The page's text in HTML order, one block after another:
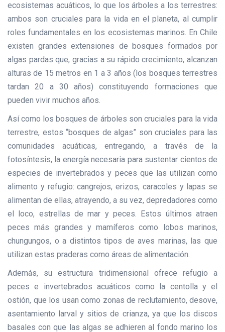
ecosistemas acuáticos, lo que los árboles a los terrestres:
ambos son cruciales para la vida en el planeta, al cumplir
roles fundamentales en los ecosistemas marinos. En Chile
existen grandes extensiones de bosques formados por
algas pardas que, gracias a su rápido crecimiento, alcanzan
alturas de 15 metros en 1 a 3 años (los bosques terrestres
tardan 20 a 30 años) constituyendo formaciones que
pueden vivir muchos años.
Así como los bosques de árboles son cruciales para la vida
terrestre, estos “bosques de algas” son cruciales para las
comunidades acuáticas, entregando, a través de la
fotosíntesis, la energía necesaria para sustentar cientos de
especies de invertebrados y peces que las utilizan como
alimento y refugio: cangrejos, erizos, caracoles y lapas se
alimentan de ellas, atrayendo, a su vez, depredadores como
el loco, estrellas de mar y peces. Estos últimos atraen
peces más grandes y mamíferos como lobos marinos,
chungungos, o a distintos tipos de aves marinas, las que
utilizan estas praderas como áreas de alimentación.
Además, su estructura tridimensional ofrece refugio a
peces e invertebrados acuáticos como la centolla y el
ostión, que los usan como zonas de reclutamiento, desove,
asentamiento larval y sitios de crianza, ya que los discos
basales con que las algas se adhieren al fondo marino los